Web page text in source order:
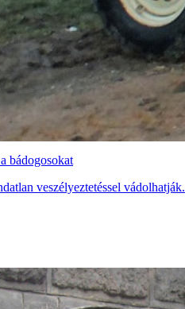
bádogosokat
veszélyeztetéssel vádolhatják.